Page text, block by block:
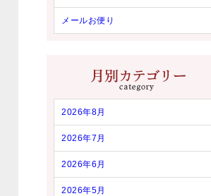
メールお便り
2026年8月
2026年7月
2026年6月
2026年5月